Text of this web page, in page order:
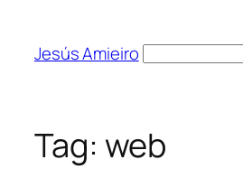
content
Jesús Amieiro
Tag: web